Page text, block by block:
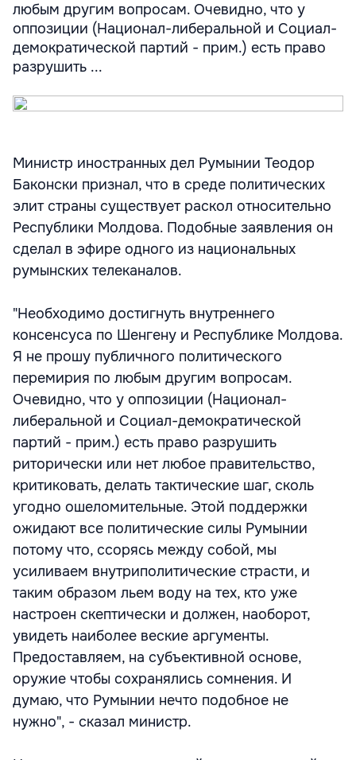
любым другим вопросам. Очевидно, что у
оппозиции (Национал-либеральной и Социал-
демократической партий - прим.) есть право
разрушить ...
Министр иностранных дел Румынии Теодор
Баконски признал, что в среде политических
элит страны существует раскол относительно
Республики Молдова. Подобные заявления он
сделал в эфире одного из национальных
румынских телеканалов.
"Необходимо достигнуть внутреннего
консенсуса по Шенгену и Республике Молдова.
Я не прошу публичного политического
перемирия по любым другим вопросам.
Очевидно, что у оппозиции (Национал-
либеральной и Социал-демократической
партий - прим.) есть право разрушить
риторически или нет любое правительство,
критиковать, делать тактические шаг, сколь
угодно ошеломительные. Этой поддержки
ожидают все политические силы Румынии
потому что, ссорясь между собой, мы
усиливаем внутриполитические страсти, и
таким образом льем воду на тех, кто уже
настроен скептически и должен, наоборот,
увидеть наиболее веские аргументы.
Предоставляем, на субъективной основе,
оружие чтобы сохранялись сомнения. И
думаю, что Румынии нечто подобное не
нужно", - сказал министр.